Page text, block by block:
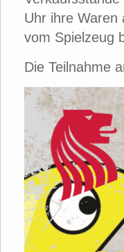
Uhr ihre Waren
vom Spielzeug
Die Teilnahme